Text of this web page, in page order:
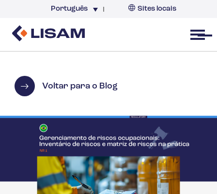
Português Sites locais
Open menu
Voltar para o Blog